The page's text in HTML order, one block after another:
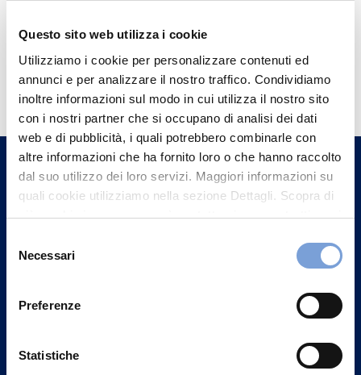
Questo sito web utilizza i cookie
Utilizziamo i cookie per personalizzare contenuti ed
annunci e per analizzare il nostro traffico. Condividiamo
inoltre informazioni sul modo in cui utilizza il nostro sito
con i nostri partner che si occupano di analisi dei dati
web e di pubblicità, i quali potrebbero combinarle con
altre informazioni che ha fornito loro o che hanno raccolto
dal suo utilizzo dei loro servizi. Maggiori informazioni su
quali cookie utilizziamo nella sezione Dettagli. Scopra di
più su chi siamo, come può contattarci e come trattiamo i
può trovare nel footer del sito nella sezione "Informativa
delNecessari
Preferenze
Statistiche
Hai bisogno di
informazioni?
Trova l'Agenzia più vicina a te e parla con
un nostro Agente.
Contattaci